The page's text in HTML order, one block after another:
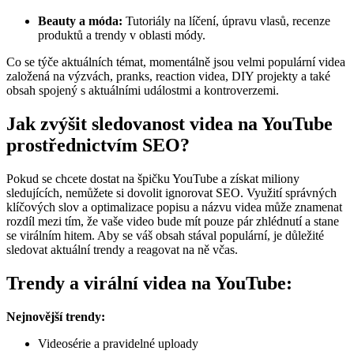
Beauty a móda: Tutoriály na líčení, úpravu vlasů, recenze
produktů a trendy v oblasti módy.
Co se týče aktuálních témat, momentálně jsou velmi populární videa
založená na výzvách, pranks, reaction videa, DIY projekty a také
obsah spojený s aktuálními událostmi a kontroverzemi.
Jak zvýšit sledovanost videa na YouTube
prostřednictvím SEO?
Pokud se chcete dostat na špičku YouTube a získat miliony
sledujících, nemůžete si dovolit ignorovat SEO. Využití správných
klíčových slov a optimalizace popisu a názvu videa může znamenat
rozdíl mezi tím, že vaše video bude mít pouze pár zhlédnutí a stane
se virálním hitem. Aby se váš obsah stával populární, je důležité
sledovat aktuální trendy a reagovat na ně včas.
Trendy a virální videa na YouTube:
Nejnovější trendy:
Videosérie a pravidelné uploady